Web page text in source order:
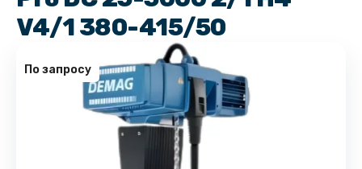
V4/1 380-415/50
По запросу